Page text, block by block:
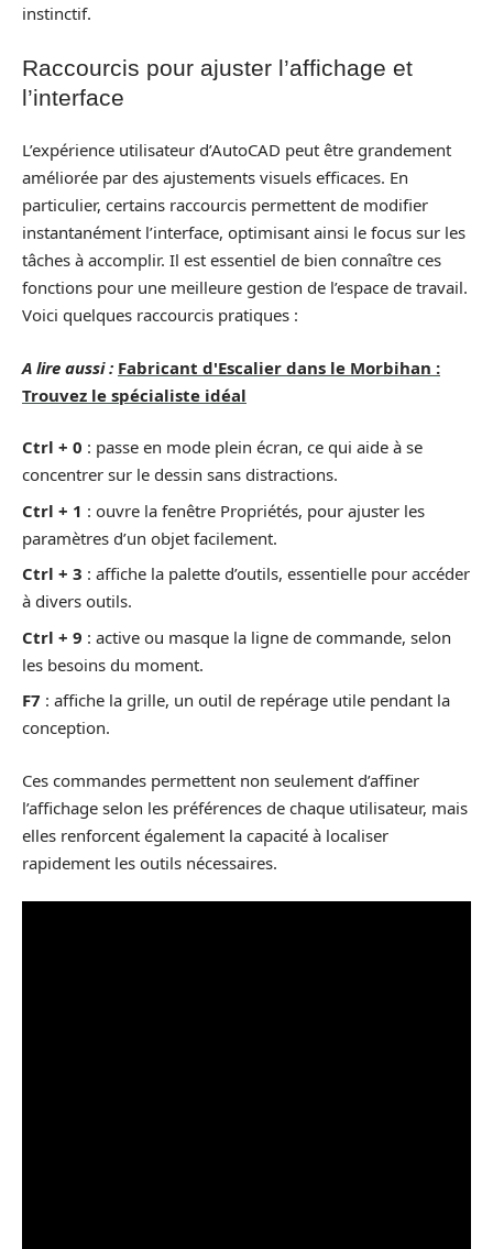
instinctif.
Raccourcis pour ajuster l’affichage et
l’interface
L’expérience utilisateur d’AutoCAD peut être grandement
améliorée par des ajustements visuels efficaces. En
particulier, certains raccourcis permettent de modifier
instantanément l’interface, optimisant ainsi le focus sur les
tâches à accomplir. Il est essentiel de bien connaître ces
fonctions pour une meilleure gestion de l’espace de travail.
Voici quelques raccourcis pratiques :
A lire aussi : Fabricant d'Escalier dans le Morbihan :
Trouvez le spécialiste idéal
Ctrl + 0 : passe en mode plein écran, ce qui aide à se
concentrer sur le dessin sans distractions.
Ctrl + 1 : ouvre la fenêtre Propriétés, pour ajuster les
paramètres d’un objet facilement.
Ctrl + 3 : affiche la palette d’outils, essentielle pour accéder
à divers outils.
Ctrl + 9 : active ou masque la ligne de commande, selon
les besoins du moment.
F7 : affiche la grille, un outil de repérage utile pendant la
conception.
Ces commandes permettent non seulement d’affiner
l’affichage selon les préférences de chaque utilisateur, mais
elles renforcent également la capacité à localiser
rapidement les outils nécessaires.